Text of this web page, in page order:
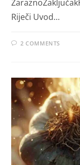
Riječi Uvod…
2 COMMENTS